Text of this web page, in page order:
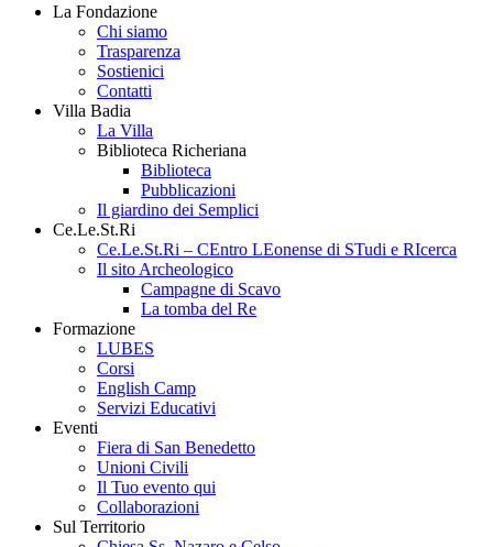
La Fondazione
Chi siamo
Trasparenza
Sostienici
Contatti
Villa Badia
La Villa
Biblioteca Richeriana
Biblioteca
Pubblicazioni
Il giardino dei Semplici
Ce.Le.St.Ri
Ce.Le.St.Ri – CEntro LEonense di STudi e RIcerca
Il sito Archeologico
Campagne di Scavo
La tomba del Re
Formazione
LUBES
Corsi
English Camp
Servizi Educativi
Eventi
Fiera di San Benedetto
Unioni Civili
Il Tuo evento qui
Collaborazioni
Sul Territorio